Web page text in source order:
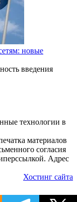
новые
введения
технологии в
материалов
согласия
Адрес
Хостинг сайта